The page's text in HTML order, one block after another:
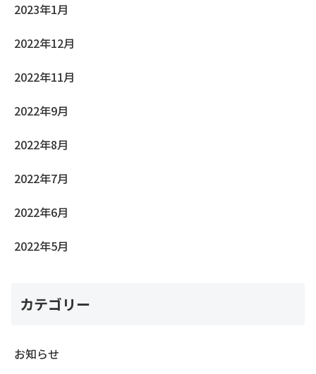
2023年1月
2022年12月
2022年11月
2022年9月
2022年8月
2022年7月
2022年6月
2022年5月
カテゴリー
お知らせ